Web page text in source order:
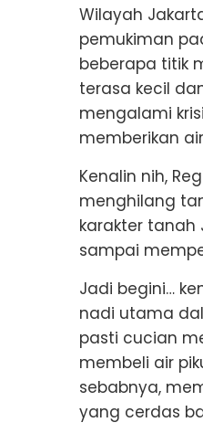
Wilayah
pemukiman
beberapa titik
terasa kecil
mengalami
memberikan
Kenalin nih,
menghilang
karakter tanah
sampai
Jadi begini…
nadi utama
pasti cucian
membeli air
sebabnya,
yang cerdas